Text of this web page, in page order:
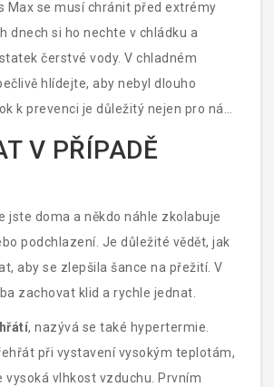
Max se musí chránit před extrémy
dnech si ho nechte v chládku a
čerstvé vody. V chladném
hlídejte, aby nebyl dlouho
k prevenci je důležitý nejen pro nás,
a mazlíčky.
V PŘÍPADĚ
jste doma a někdo náhle zkolabuje
podchlazení. Je důležité vědět, jak
aby se zlepšila šance na přežití. V
zachovat klid a rychle jednat.
, nazývá se také hypertermie.
při vystavení vysokým teplotám,
vysoká vlhkost vzduchu. Prvním